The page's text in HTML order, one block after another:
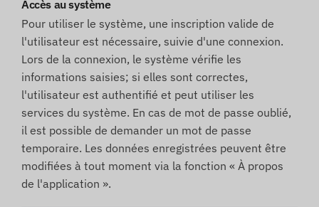
Accès au système
Pour utiliser le système, une inscription valide de
l'utilisateur est nécessaire, suivie d'une connexion.
Lors de la connexion, le système vérifie les
informations saisies; si elles sont correctes,
l'utilisateur est authentifié et peut utiliser les
services du système. En cas de mot de passe oublié,
il est possible de demander un mot de passe
temporaire. Les données enregistrées peuvent être
modifiées à tout moment via la fonction « À propos
de l'application ».